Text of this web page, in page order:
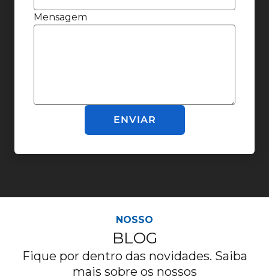
Mensagem
ENVIAR
NOSSO
BLOG
Fique por dentro das novidades. Saiba
mais sobre os nossos